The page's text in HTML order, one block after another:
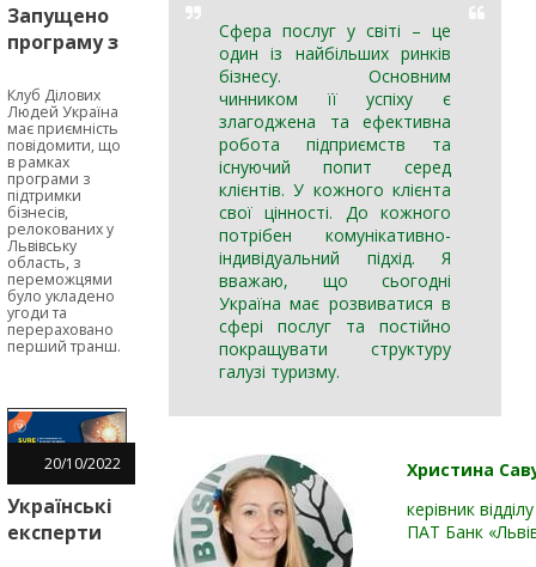
Запущено
програму з
мікрогрантів
для
бізнесів,
релокованих
у Львівську
область
Клуб Ділових
Людей Україна
має приємність
повідомити, що
в рамках
програми з
підтримки
бізнесів,
релокованих у
Львівську
область, з
переможцями
було укладено
угоди та
перераховано
перший транш.
20/10/2022
Українські
експерти
Сфера послуг у світі – це
один із найбільших ринків
бізнесу. Основним
чинником її успіху є
злагоджена та ефективна
робота підприємств та
існуючий попит серед
клієнтів. У кожного клієнта
свої цінності. До кожного
потрібен комунікативно-
індивідуальний підхід. Я
вважаю, що сьогодні
Україна має розвиватися в
сфері послуг та постійно
покращувати структуру
галузі туризму.
Христина
керівник
ПАТ Банк